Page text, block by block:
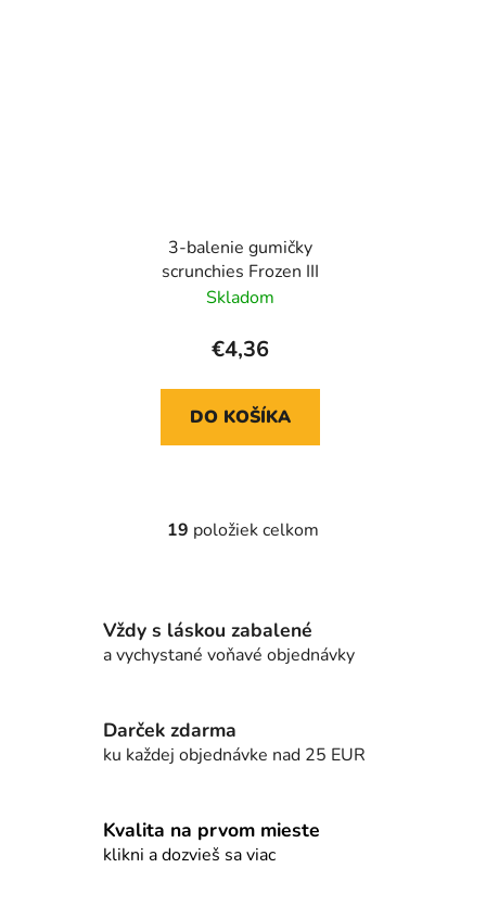
3-balenie gumičky
scrunchies Frozen III
Skladom
€4,36
DO KOŠÍKA
O
d
a
p
k
y
19 položiek celkom
Vždy s láskou zabalené
a vychystané voňavé objednávky
Darček zdarma
ku každej objednávke nad 25 EUR
Kvalita na prvom mieste
klikni a dozvieš sa viac